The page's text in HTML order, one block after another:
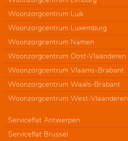
Woonzorgcentrum Luik
Woonzorgcentrum Luxemburg
Woonzorgcentrum Namen
Woonzorgcentrum Oost-Vlaanderen
Woonzorgcentrum Vlaams-Brabant
Woonzorgcentrum Waals-Brabant
Woonzorgcentrum West-Vlaanderen
Serviceflat Antwerpen
Serviceflat Brussel